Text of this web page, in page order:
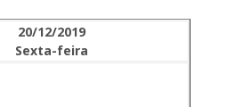
20/12/2019
Sexta-feira